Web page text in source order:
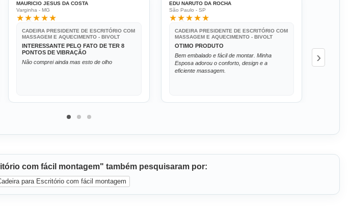
MAURICIO JESUS DA COSTA
Varginha - MG
★★★★★
CADEIRA PRESIDENTE DE ESCRITÓRIO COM
MASSAGEM E AQUECIMENTO - BIVOLT
INTERESSANTE PELO FATO DE TER 8
PONTOS DE VIBRAÇÃO
Não comprei ainda mas esto de olho
EDU NARUTO DA ROCHA
São Paulo - SP
★★★★★
CADEIRA PRESIDENTE DE ESCRITÓRIO COM
MASSAGEM E AQUECIMENTO - BIVOLT
OTIMO PRODUTO
Bem embalado e fácil de montar. Minha
Esposa adorou o conforto, design e a
eficiente massagem.
›
com fácil montagem" também pesquisaram por:
para Escritório com fácil montagem